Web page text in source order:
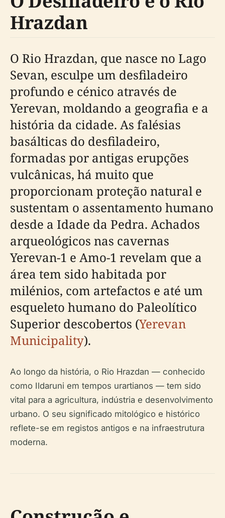
Hrazdan
O Rio Hrazdan, que nasce no Lago
Sevan, esculpe um desfiladeiro
profundo e cénico através de
Yerevan, moldando a geografia e a
história da cidade. As falésias
basálticas do desfiladeiro,
formadas por antigas erupções
vulcânicas, há muito que
proporcionam proteção natural e
sustentam o assentamento humano
desde a Idade da Pedra. Achados
arqueológicos nas cavernas
Yerevan-1 e Amo-1 revelam que a
área tem sido habitada por
milénios, com artefactos e até um
esqueleto humano do Paleolítico
Superior descobertos (Yerevan
Municipality).
Ao longo da história, o Rio Hrazdan — conhecido
como Ildaruni em tempos urartianos — tem sido
vital para a agricultura, indústria e desenvolvimento
urbano. O seu significado mitológico e histórico
reflete-se em registos antigos e na infraestrutura
moderna.